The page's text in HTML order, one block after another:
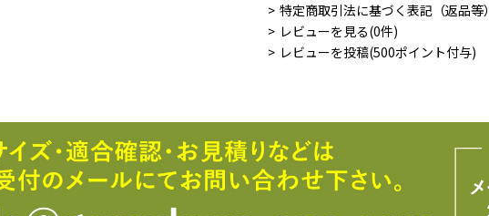
特定商取引法に基づく表記（返品等）
レビューを見る(0件)
レビューを投稿(500ポイント付与)